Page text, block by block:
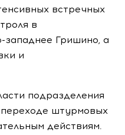
встречных
в
западнее Гришино, а
и
подразделения
штурмовых
действиям.